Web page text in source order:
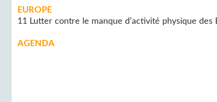
EUROPE
11 Lutter contre le manque d’activité physique des
AGENDA